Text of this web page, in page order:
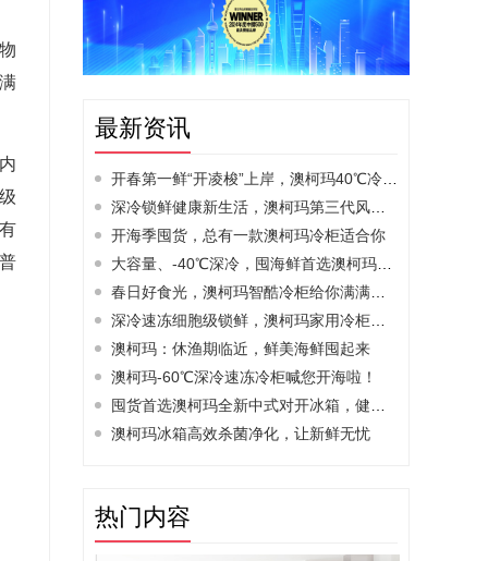
最新资讯
开春第一鲜“开凌梭”上岸，澳柯玛40℃冷柜锁住原鲜
深冷锁鲜健康新生活，澳柯玛第三代风冷冷柜发布
开海季囤货，总有一款澳柯玛冷柜适合你
大容量、-40℃深冷，囤海鲜首选澳柯玛冷柜
春日好食光，澳柯玛智酷冷柜给你满满鲜活力
深冷速冻细胞级锁鲜，澳柯玛家用冷柜新品上市
澳柯玛：休渔期临近，鲜美海鲜囤起来
澳柯玛-60℃深冷速冻冷柜喊您开海啦！
囤货首选澳柯玛全新中式对开冰箱，健康新鲜常
澳柯玛冰箱高效杀菌净化，让新鲜无忧
热门内容